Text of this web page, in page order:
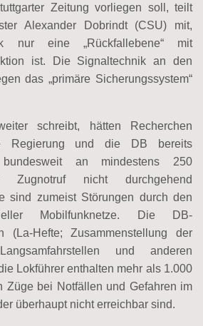
Zeitung vorliegen soll, teilt
Alexander Dobrindt (CSU) mit,
nur eine „Rückfallebene“ mit
ist. Die Signaltechnik an den
das „primäre Sicherungssystem“
schreibt, hätten Recherchen
Regierung und die DB bereits
an mindestens 250
Zugnotruf nicht durchgehend
sind zumeist Störungen durch den
Mobilfunknetze. Die DB-
(La-Hefte; Zusammenstellung der
und anderen
Lokführer enthalten mehr als 1.000
Züge bei Notfällen und Gefahren im
überhaupt nicht erreichbar sind.